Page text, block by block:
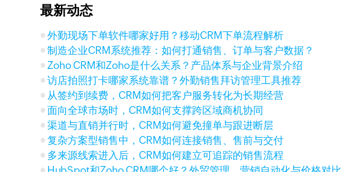
最新动态
外勤现场下单软件哪家好用？移动CRM下单流程解析
制造企业CRM系统推荐：如何打通销售、订单与客户数据？
Zoho CRM和Zoho是什么关系？产品体系与企业背景介绍
访店拍照打卡哪家系统靠谱？外勤销售拜访管理工具推荐
从签约到续费，CRM如何把客户服务转化为长期经营
面向全球市场时，CRM如何支撑跨区域商机协同
渠道与直销并行时，CRM如何避免撞单与跟进断层
复杂方案型销售中，CRM如何连接销售、售前与交付
多来源线索进入后，CRM如何建立可追踪的销售流程